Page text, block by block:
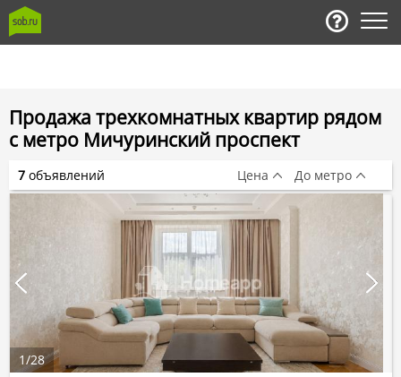
Продажа трехкомнатных квартир рядом
с метро Мичуринский проспект
1/28
7 объявлений Цена До метро